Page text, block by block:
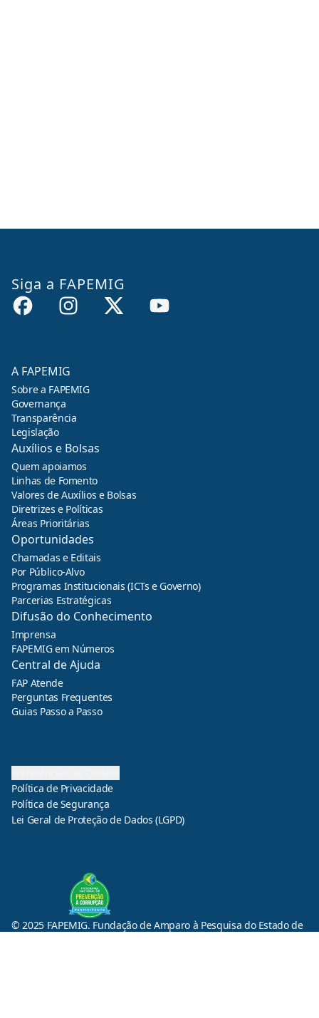
Siga a FAPEMIG
A FAPEMIG
Sobre a FAPEMIG
Governança
Transparência
Legislação
Auxílios e Bolsas
Quem apoiamos
Linhas de Fomento
Valores de Auxílios e Bolsas
Diretrizes e Políticas
Áreas Prioritárias
Oportunidades
Chamadas e Editais
Por Público-Alvo
Programas Institucionais (ICTs e Governo)
Parcerias Estratégicas
Difusão do Conhecimento
Imprensa
FAPEMIG em Números
Central de Ajuda
FAP Atende
Perguntas Frequentes
Guias Passo a Passo
Política de Privacidade
Política de Segurança
Lei Geral de Proteção de Dados (LGPD)
© 2025 FAPEMIG. Fundação de Amparo à Pesquisa do Estado de